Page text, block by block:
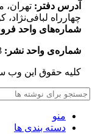
آدرس دفتر: تهران،
چهارراه لبافی‌نژاد، کوچه
شماره‌های واحد
شماره‌‌ی واحد نشر:
کلیه حقوق این وب
منو
دسته بندی ها